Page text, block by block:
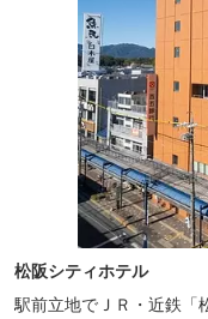
松阪シティホテル
駅前立地でＪＲ・近鉄「